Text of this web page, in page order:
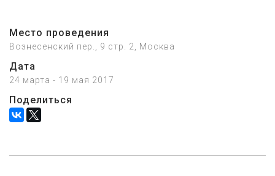
Место проведения
Вознесенский пер., 9 стр. 2, Москва
Дата
24 марта - 19 мая 2017
Поделиться